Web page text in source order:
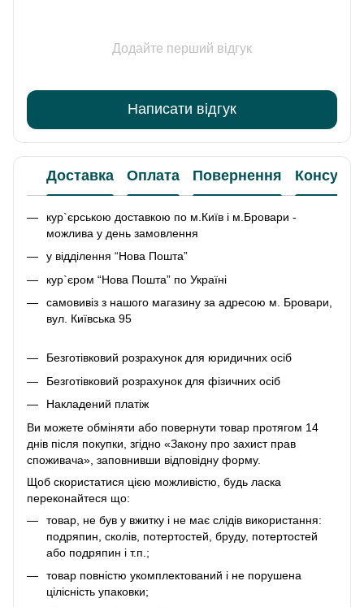
Додайте перший відгук
Написати відгук
Доставка Оплата Повернення
кур`єрською доставкою по м.Київ і м.Бровари -
можлива у день замовлення
у відділення “Нова Пошта”
кур`єром “Нова Пошта” по Україні
самовивіз з нашого магазину за адресою м. Бровари,
вул. Київська 95
Безготівковий розрахунок для юридичних осіб
Безготівковий розрахунок для фізичних осіб
Накладений платіж
Ви можете обміняти або повернути товар протягом 14
днів після покупки, згідно «Закону про захист прав
споживача», заповнивши відповідну форму.
Щоб скористатися цією можливістю, будь ласка
переконайтеся що:
товар, не був у вжитку і не має слідів використання:
подряпин, сколів, потертостей, бруду, потертостей
або подряпин і т.п.;
товар повністю укомплектований і не порушена
цілісність упаковки;